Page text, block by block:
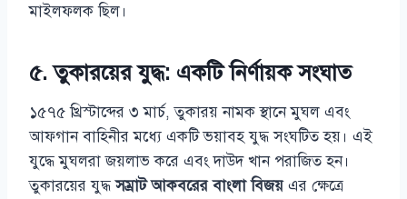
মাইলফলক ছিল।
৫. তুকারয়ের যুদ্ধ: একটি নির্ণায়ক সংঘাত
১৫৭৫ খ্রিস্টাব্দের ৩ মার্চ, তুকারয় নামক স্থানে মুঘল এবং
আফগান বাহিনীর মধ্যে একটি ভয়াবহ যুদ্ধ সংঘটিত হয়। এই
যুদ্ধে মুঘলরা জয়লাভ করে এবং দাউদ খান পরাজিত হন।
তুকারয়ের যুদ্ধসম্রাট আকবরের বাংলা বিজয়এর ক্ষেত্রে